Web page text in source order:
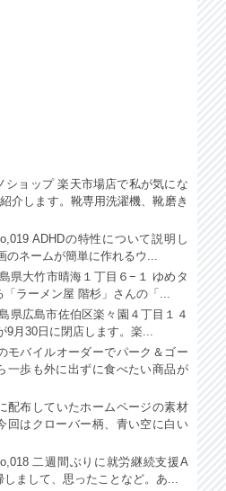
ショップ 楽天市場店で私が気にな
介します。靴専用洗濯機、靴磨き
ADHDの特性について説明し
のネームが簡単に作れるウ...
県大竹市晴海１丁目６−１ ゆめタ
ラーメン屋 階杉」さんの「...
県広島市佐伯区楽々園４丁目１４
9月30日に閉店します。楽...
モバイルオーダーでパーク＆ゴー
一歩も外に出ずに食べたい商品が
配布していたホームページの素材
回はクローバー柄、青い空に白い
二週間ぶりに就労継続支援A
まして、思ったことなど。あ...